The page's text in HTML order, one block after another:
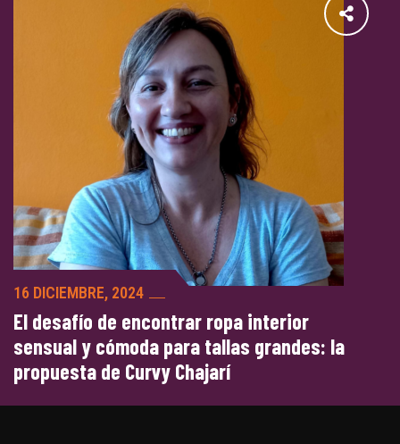
16 DICIEMBRE, 2024
El desafío de encontrar ropa interior
sensual y cómoda para tallas grandes: la
propuesta de Curvy Chajarí